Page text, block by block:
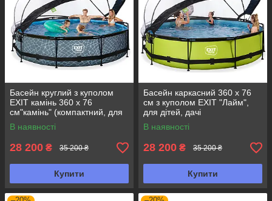
Басейн круглий з куполом
EXIT камінь 360 х 76
см"камінь" (компактний, для
дачі і розваг)
В наявності
28 200 ₴ 35 200 ₴
Купити
Басейн каркасний 360 х 76
см з куполом EXIT "Лайм",
для дітей, дачі
В наявності
28 200 ₴ 35 200 ₴
Купити